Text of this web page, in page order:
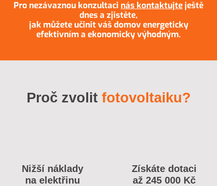
Pro nezávaznou konzultaci nás kontaktujte ještě
dnes a zjistěte,
jak můžete učinit váš domov energeticky
efektivním a ekonomicky výhodným.
Proč zvolit fotovoltaiku?
Nižší náklady
na elektřinu
Získáte dotaci
až 245 000 Kč